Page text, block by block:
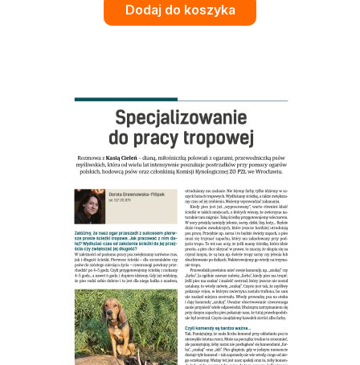
Słońce i księżyc
Gdzie kupić BŁ
Reklama
Mediakits (PDF)
Ogłoszenia drobne
Przeglądaj ogłoszenia
Dodaj do koszyka